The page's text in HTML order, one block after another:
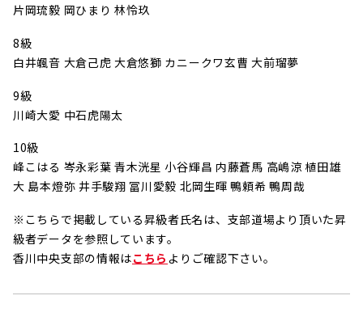
片岡琉毅 岡ひまり 林怜玖
8級
白井颯音 大倉己虎 大倉悠獅 カニークワ玄曹 大前瑠夢
9級
川崎大愛 中石虎陽太
10級
峰こはる 岑永彩葉 青木洸星 小谷輝昌 内藤蒼馬 高嶋涼 植田雄
大 島本燈弥 井手駿翔 冨川愛毅 北岡生暉 鴨頼希 鴨周哉
※こちらで掲載している昇級者氏名は、支部道場より頂いた昇
級者データを参照しています。
香川中央支部の情報はこちら よりご確認下さい。